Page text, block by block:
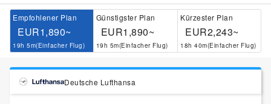
Empfohlener Plan
EUR1,890~
19h 5m(Einfacher Flug)
Günstigster Plan
EUR1,890~
19h 5m(Einfacher Flug)
Kürzester Plan
EUR2,243~
18h 40m(Einfacher Flug)
Deutsche Lufthansa